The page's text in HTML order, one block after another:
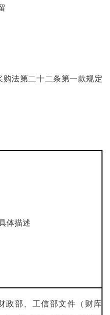
法第二十二条第一款规定
体描述
政部、工信部文件（财库